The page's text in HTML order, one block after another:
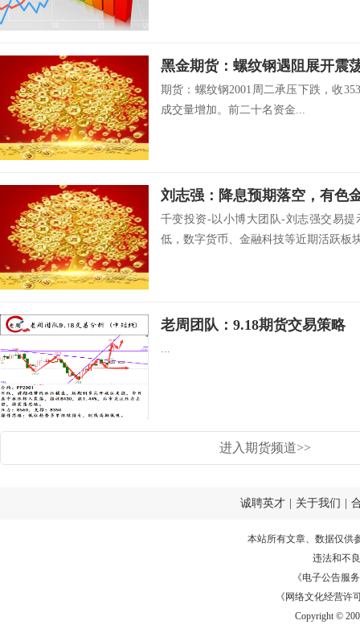
黑金期货：螺纹钢遇阻展开震
期货：螺纹钢2001周二承压下跌，收
成交量增加。前二十名资金...
刘志强：降息预期落空，有色
千变投资-以小博大团队-刘志强交易
低，数字货币、金融科技等近期活跃板
老周团队：9.18期货交易策略
...
进入期货频道>>
诚聘英才 关于我们
本站所有文章、数据仅供
违法和不
《电子公告服务
《网络文化经营许
Copyright ©